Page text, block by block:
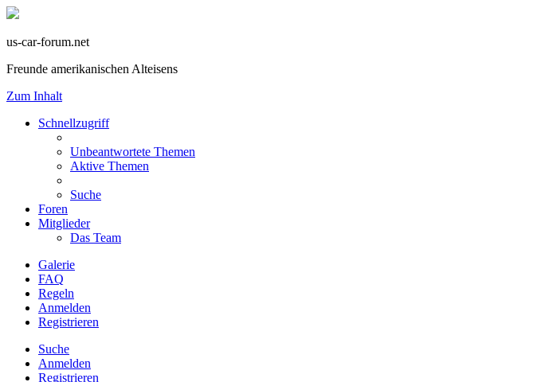
us-car-forum.net
Freunde amerikanischen Alteisens
Zum Inhalt
Schnellzugriff
Unbeantwortete Themen
Aktive Themen
Suche
Foren
Mitglieder
Das Team
Galerie
FAQ
Regeln
Anmelden
Registrieren
Suche
Anmelden
Registrieren